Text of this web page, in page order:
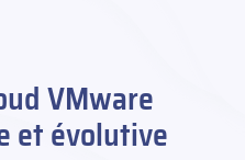
VMware
et évolutive